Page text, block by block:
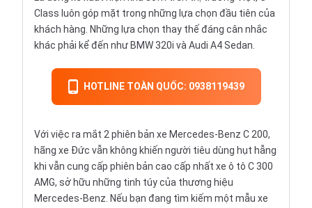
Class luôn góp mặt trong những lựa chọn đầu tiên của
khách hàng. Những lựa chọn thay thế đáng cân nhắc
khác phải kể đến như BMW 320i vàAudi A4 Sedan.
HOTLINE TOÀN QUỐC: 0938119439
Với việc ra mắt 2 phiên bản xe Mercedes-Benz C 200,
hãng xe Đức vẫn không khiến người tiêu dùng hụt hẫng
khi vẫn cung cấp phiên bản cao cấp nhất xe ô tô C 300
AMG, sở hữu những tinh túy của thương hiệu
Mercedes-Benz. Nếu bạn đang tìm kiếm một mẫu xe